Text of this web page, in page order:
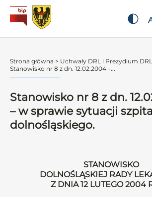
Strona główna > Uchwały DRL i Prezydium DRL
Stanowisko nr 8 z dn. 12.02.2004 –...
Stanowisko nr 8 z dn.
– w sprawie sytuacji
dolnośląskiego.
STANOWISKO
DOLNOŚLĄSKIEJ RADY
Z DNIA 12 LUTEGO 2004